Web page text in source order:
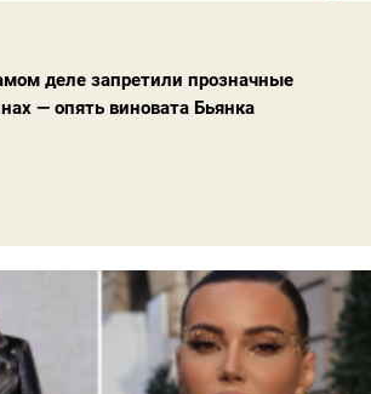
деле запретили прозначные
— опять виновата Бьянка